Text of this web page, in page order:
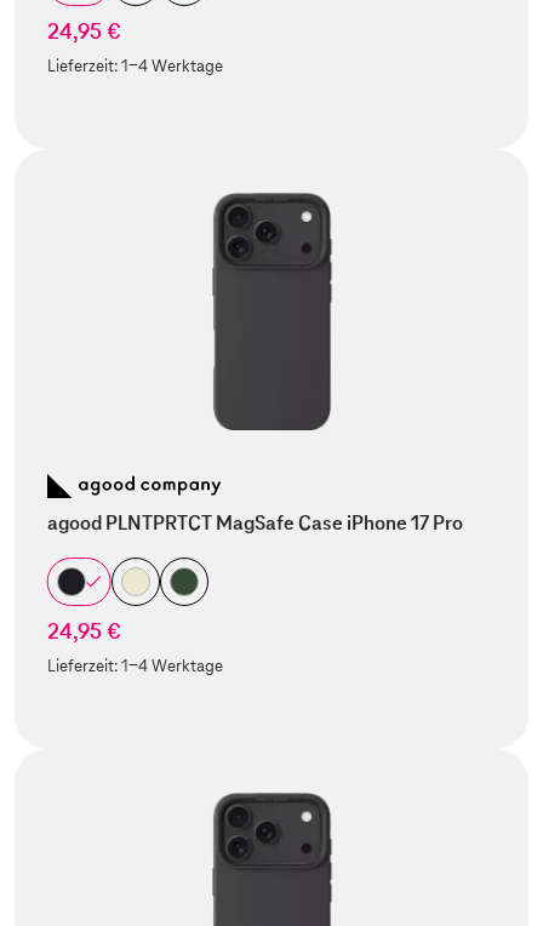
24,95 €
Lieferzeit:1-4 Werktage
agood PLNTPRTCT MagSafe Case iPhone 17 Pro
24,95 €
Lieferzeit:1-4 Werktage